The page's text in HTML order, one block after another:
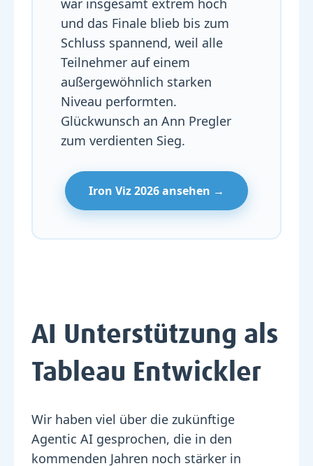
und das Finale blieb bis zum
Schluss spannend, weil alle
Teilnehmer auf einem
außergewöhnlich starken
Niveau performten.
Glückwunsch an Ann Pregler
zum verdienten Sieg.
Iron Viz 2026 ansehen →
AI Unterstützung als
Tableau Entwickler
Wir haben viel über die zukünftige
Agentic AI gesprochen, die in den
kommenden Jahren noch stärker in